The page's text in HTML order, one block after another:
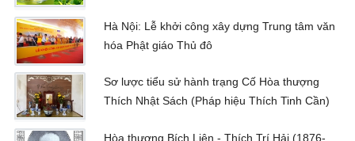
Hà Nội: Lễ khởi công xây dựng Trung tâm văn
hóa Phật giáo Thủ đô
Sơ lược tiểu sử hành trạng Cố Hòa thượng
Thích Nhật Sách (Pháp hiệu Thích Tinh Cần)
Hòa thượng Bích Liên - Thích Trí Hải (1876-